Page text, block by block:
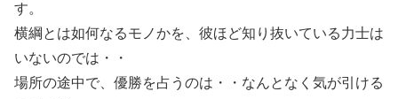
す。
横綱とは如何なるモノかを、彼ほど知り抜いている力士は
いないのでは・・
場所の途中で、優勝を占うのは・・なんとなく気が引ける